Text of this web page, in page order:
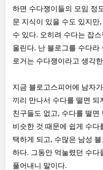
하면 수다쟁이들의 모임 정
문 지식이 있을 수도 있지만
수 있다. 오히려 수다는 잡
울린다. 난 블로그를 수다라
로거는 수다쟁이라고 생각
지금 블로고스피어에 남자
끼리 만나서 수다를 떨면 되
친구들도 없고, 수다를 떨면
비슷한 것 때문에 쉽게 수다
택하게 되고, 수많은 남성
하다. 그동안 억눌렸던 수다
풀어내니 말이다.